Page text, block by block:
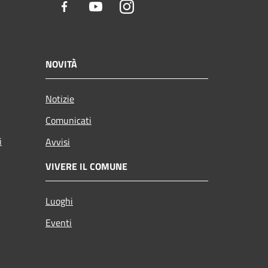
Facebook YoutubeInstagram
NOVITÀ
Notizie
Comunicati
Avvisi
VIVERE IL COMUNE
Luoghi
Eventi